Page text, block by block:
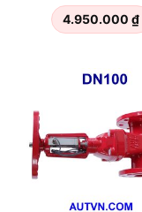
4.950.000 ₫